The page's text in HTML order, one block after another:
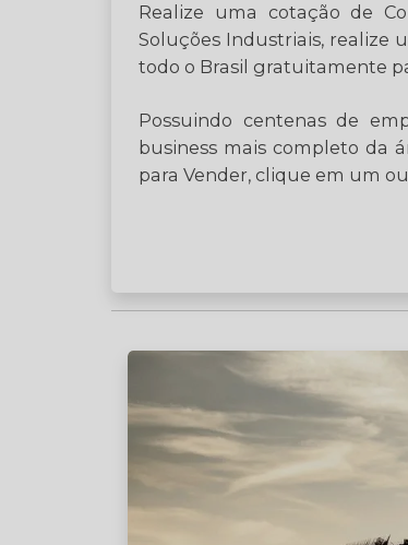
Realize uma cotação de
Soluções Industriais, realize
todo o Brasil gratuitamente
Possuindo centenas de
business mais completo da
para Vender, clique em um